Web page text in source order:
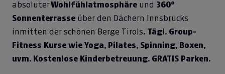
absoluterWohlfühlatmosphäre und 360°
Sonnenterrasse über den Dächern Innsbrucks
inmitten der schönen Berge Tirols. Tägl. Group-
Fitness Kurse wie Yoga, Pilates, Spinning, Boxen,
uvm. Kostenlose Kinderbetreuung. GRATIS Parken.